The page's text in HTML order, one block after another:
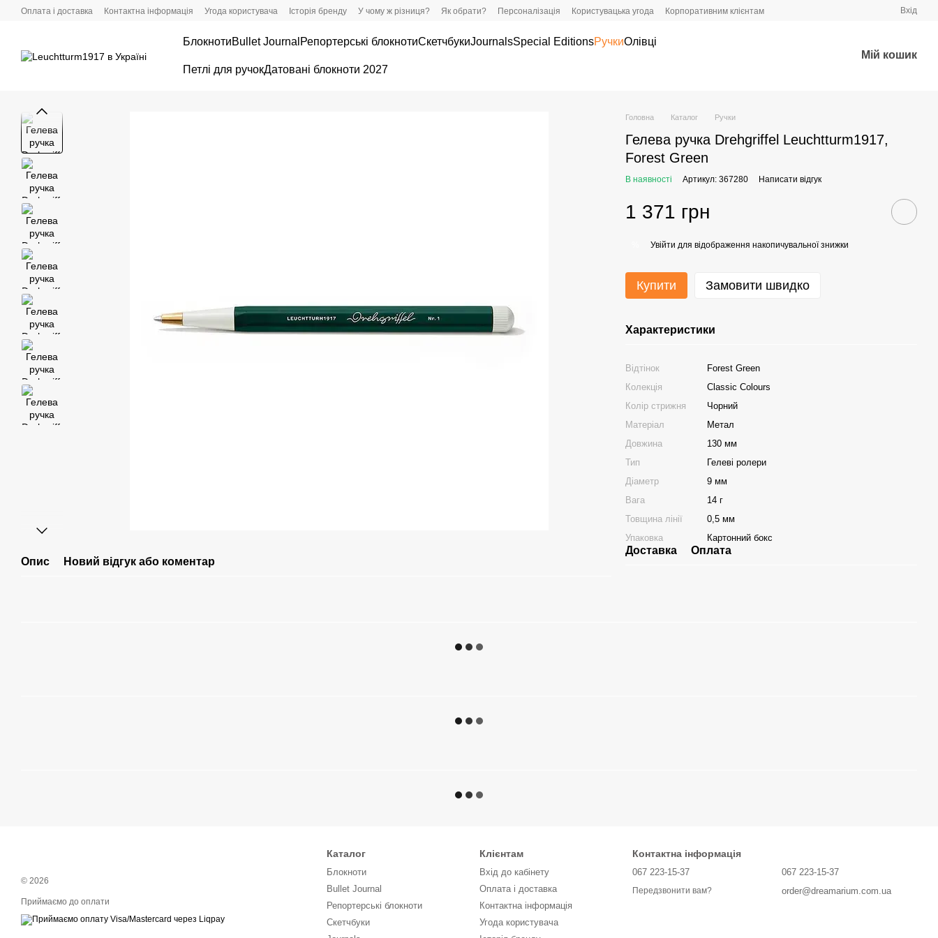
Перейти до основного контенту
Оплата і доставка Контактна інформація Угода користувача Історія бренду У чому ж різниця? Як обрати? Персоналізація Користувацька угода Корпоративним клієнтам Вхід
БлокнотиBullet Journal Репортерські блокнотиСкетчбукиJournalsSpecial EditionsРучкиОлівці
Петлі для ручокДатовані блокноти 2027
Мій кошик
Опис Новий відгук або коментар
Головна Каталог Ручки
Гелева ручка Drehgriffel Leuchtturm1917,
Forest Green
В наявності Артикул: 367280 Написати відгук
1 371 грн
Увійти для відображення накопичувальної знижки
Купити Замовити швидко
Характеристики
Відтінок
Forest Green
Колекція
Classic Colours
Колір стрижня
Чорний
Матеріал
Метал
Довжина
130 мм
Тип
Гелеві ролери
Діаметр
9 мм
Вага
14 г
Товщина лінії
0,5 мм
Упаковка
Картонний бокс
Доставка Оплата
© 2026
Приймаємо до оплати
Каталог
Блокноти
Bullet Journal
Репортерські блокноти
Скетчбуки
Клієнтам
Вхід до кабінету
Оплата і доставка
Контактна інформація
Угода користувача
Контактна інформація
067 223-15-37
Передзвонити вам?
067 223-15-37
order@dreamarium.com.ua